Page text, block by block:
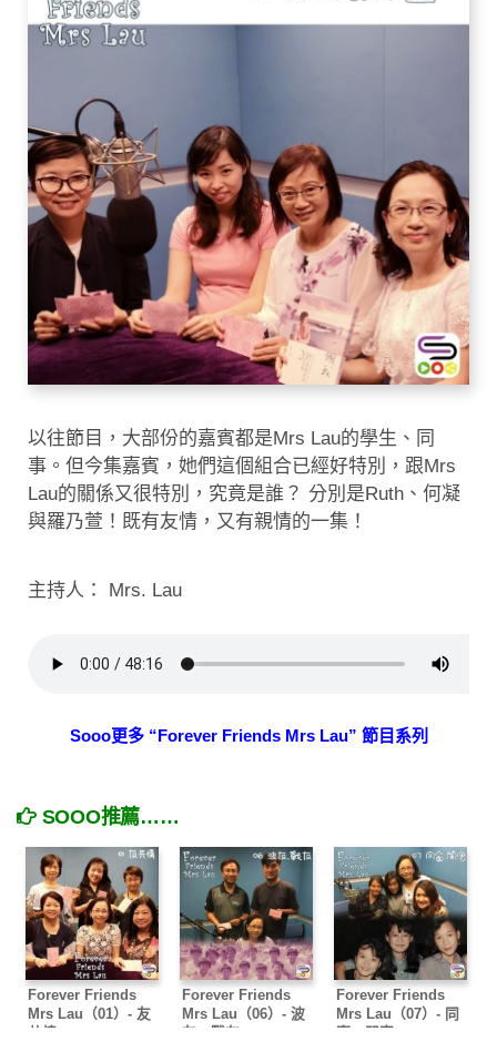
以往節目，大部份的嘉賓都是Mrs Lau的學生、同
事。但今集嘉賓，她們這個組合已經好特別，跟Mrs
Lau的關係又很特別，究竟是誰？ 分別是Ruth、何凝
與羅乃萱！既有友情，又有親情的一集！
主持人： Mrs. Lau
Sooo更多 “Forever Friends Mrs Lau” 節目系列
SOOO推薦……
Forever Friends
Mrs Lau（01）- 友
共情
Forever Friends
Mrs Lau（06）- 波
友、戰友
Forever Friends
Mrs Lau（07）- 同
窗、閨密